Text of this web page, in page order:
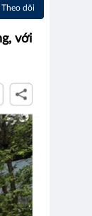
Theo dõi
với